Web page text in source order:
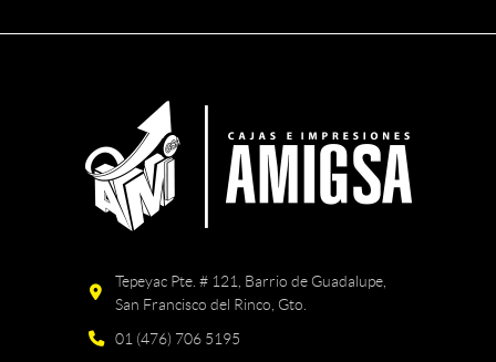
Tepeyac Pte. # 121, Barrio de Guadalupe,
San Francisco del Rinco, Gto.
01 (476) 706 5195